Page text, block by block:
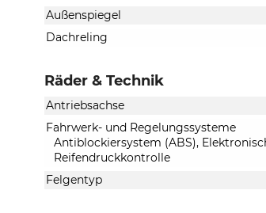
Außenspiegel
Dachreling
Räder & Technik
Antriebsachse
Fahrwerk- und Regelungssysteme
Antiblockiersystem (ABS),
Reifendruckkontrolle
Felgentyp